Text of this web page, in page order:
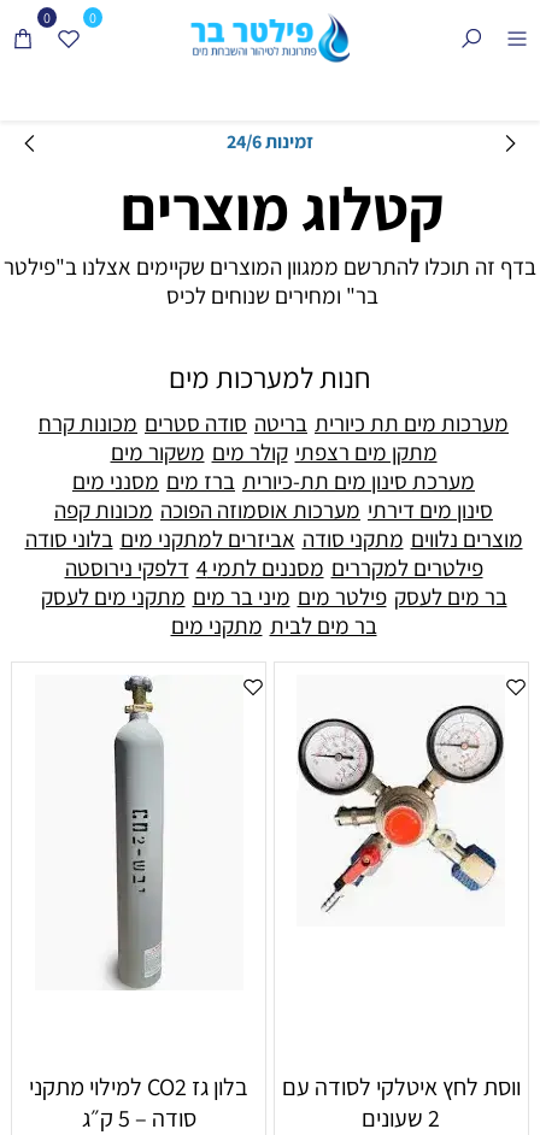
Говорим по-русски
0 0
קטלוג מוצרים
בדף זה תוכלו להתרשם ממגוון המוצרים שקיימים אצלנו ב"פילטר
בר" ומחירים שנוחים לכיס
חנות למערכות מים
מערכות מים תת כיורית בריטה סודה סטרים מכונות קרח
מתקן מים רצפתי קולר מים משקור מים
מערכת סינון מים תת-כיורית ברז מים מסנני מים
סינון מים דירתי מערכות אוסמוזה הפוכה מכונות קפה
מוצרים נלווים מתקני סודה אביזרים למתקני מים בלוני סודה
פילטרים למקררים מסננים לתמי 4
דלפקי נירוסטה
בר מים לעסק פילטר מים מיני בר מים מתקני מים לעסק
בר מים לבית מתקני מים
ווסת לחץ איטלקי לסודה עם
2 שעונים
בלון גז CO2 למילוי מתקני
סודה – 5 ק״ג